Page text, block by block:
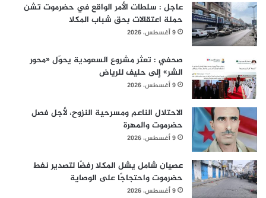
عاجل : سلطات الأمر الواقع في حضرموت تشن
حملة اعتقالات بحق شباب المكلا
9 أغسطس، 2026
صحفي : تعثر مشروع السعودية يحوّل «محور
الشر» إلى حليف للرياض
9 أغسطس، 2026
الاحتلال الناعم ومسرحية النزوح، لأجل فصل
حضرموت والمهرة
9 أغسطس، 2026
عصيان شامل يشل المكلا رفضًا لتصدير نفط
حضرموت واحتجاجًا على الوصاية
9 أغسطس، 2026